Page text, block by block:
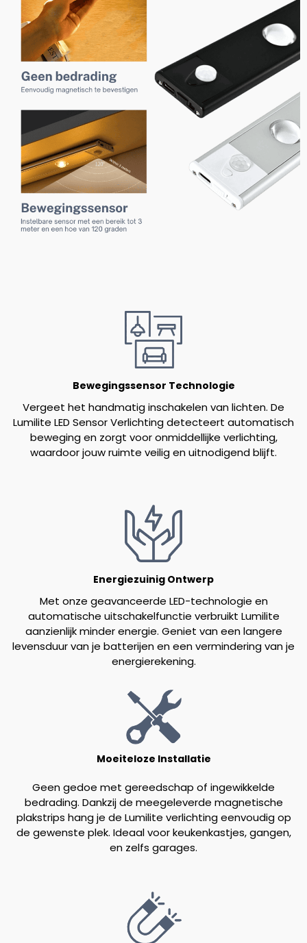
Bewegingssensor Technologie
Vergeet het handmatig inschakelen van lichten. De
Lumilite LED Sensor Verlichting detecteert automatisch
beweging en zorgt voor onmiddellijke verlichting,
waardoor jouw ruimte veilig en uitnodigend blijft.
Energiezuinig Ontwerp
Met onze geavanceerde LED-technologie en
automatische uitschakelfunctie verbruikt Lumilite
aanzienlijk minder energie. Geniet van een langere
levensduur van je batterijen en een vermindering van je
energierekening.
Moeiteloze Installatie
Geen gedoe met gereedschap of ingewikkelde
bedrading. Dankzij de meegeleverde magnetische
plakstrips hang je de Lumilite verlichting eenvoudig op
de gewenste plek. Ideaal voor keukenkastjes, gangen,
en zelfs garages.